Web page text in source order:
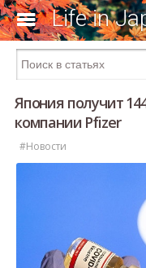
Life in
Япония получит
компании Pfizer
#Новости